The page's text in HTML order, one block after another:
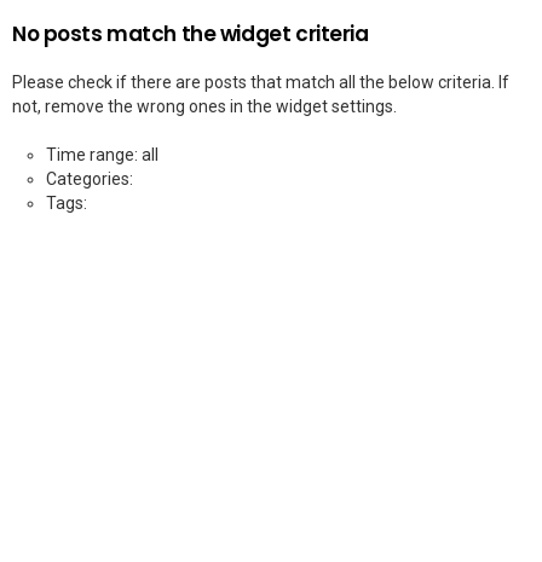
No posts match the widget criteria
Please check if there are posts that match all the below criteria. If
not, remove the wrong ones in the widget settings.
Time range: all
Categories:
Tags: